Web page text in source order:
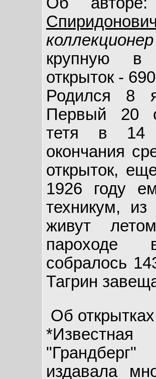
коллекционер
крупную в
открыток -
Родился 8
Первый 20
тетя в 14
окончания
открыток,
1926 году
техникум, из
живут
собралось
Тагрин
Об
издавала